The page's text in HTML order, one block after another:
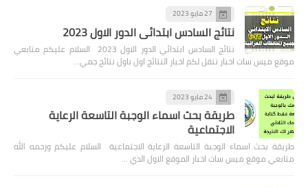
27 مايو 2023
نتائج السادس ابتدائي الدور الاول 2023
نتائج السادس ابتدائي الدور الاول 2023 السلام عليكم متابعي
موقع ميس سات اخبار ننقل لكم اخبار النتائج اول باول نتائج جمي…
24 مايو 2023
طريقة بحث اسماء الوجبة التاسعة الرعاية
الاجتماعية
طريقة بحث اسماء الوجبة التاسعة الرعاية الاجتماعية السلام عليكم ورحمه الله
متابعي موقع ميس سات اخبار الموقع الاول الذي …